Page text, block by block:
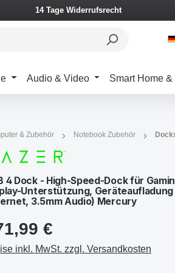
14 Tage Widerrufsrecht
Audio & Video Smart Home
& Zubehör Notebook Zubehör
4 Dock - High-Speed-Dock für
Unterstützung, Geräteaufladung
3.5mm Audio) Mercury
€
inkl. MwSt. zzgl. Versandkosten